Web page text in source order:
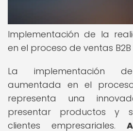
Implementación de la
en el proceso de ventas B2B
La implementación
aumentada en el
representa una
presentar productos y
clientes empresariales.